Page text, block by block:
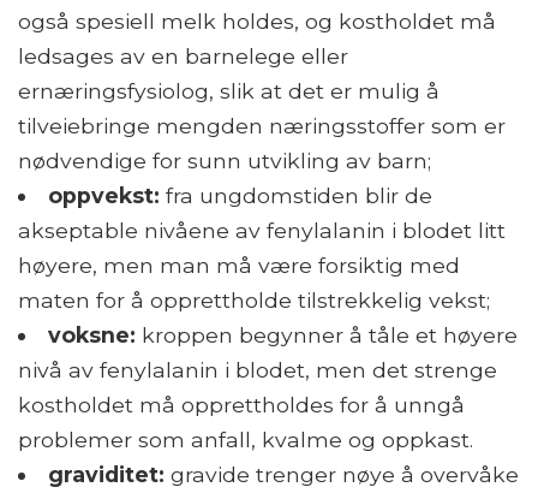
også spesiell melk holdes, og kostholdet må
ledsages av en barnelege eller
ernæringsfysiolog, slik at det er mulig å
tilveiebringe mengden næringsstoffer som er
nødvendige for sunn utvikling av barn;
oppvekst: fra ungdomstiden blir de
akseptable nivåene av fenylalanin i blodet litt
høyere, men man må være forsiktig med
maten for å opprettholde tilstrekkelig vekst;
voksne: kroppen begynner å tåle et høyere
nivå av fenylalanin i blodet, men det strenge
kostholdet må opprettholdes for å unngå
problemer som anfall, kvalme og oppkast.
graviditet: gravide trenger nøye å overvåke